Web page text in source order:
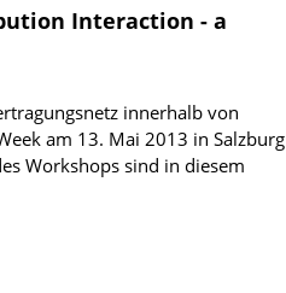
Interaction - a
innerhalb von
am 13. Mai 2013 in Salzburg
Workshops sind in diesem